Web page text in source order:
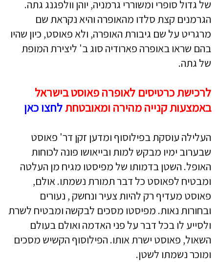
של גדול סופרי ומשוררי גרמניה, יוהן וולפגנג גתה.
הגרמנים קצת סלדו מהאופרה והיא נקראת שם
מרגריט על שם גיבורת האופרה, ולא פאוסט, כיון שהיו
בהם שראו באופרה פארודיה סוג ב' ליצירת המופת
של גתה.
לרכישת כרטיסים לאופרה פאוסט בישראל
באמצעות קנייה מהירה ומאובטחתלחצו כאן
העלילה עוסקת בפילוסוף ומדען זקן דר' פאוסט
שבערוב ימיו מבקש למות ובייאושו פונה לכוחות
האופל. השטן בדמותו של מפיסטו מגיח מן העלטה
ומבטיח לפאוסט כל דבר תמורת נשמתו. אולם,
פאוסט מעדיף רק להיות צעיר ונחשק , נעורים
ובחורות נאות. מפיסטו מסכים לבקשה ומבטיח לשרת
ולסייע לו בכל דבר על פני האדמה ואולם בעולם
השאול, פאוסט ישרת אותו. הפילוסוף הקשיש מסכים
ומוכר נשמתו לשטן.